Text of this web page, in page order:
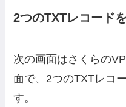
2つのTXTレコード
次の画面はさくらの
面で、2つのTXTレコ
す。